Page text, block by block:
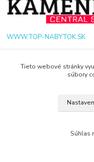
WWW.TOP-NABYTOK.SK
+421 940 949 000
Tieto webové stránky
súbory
Súhlas